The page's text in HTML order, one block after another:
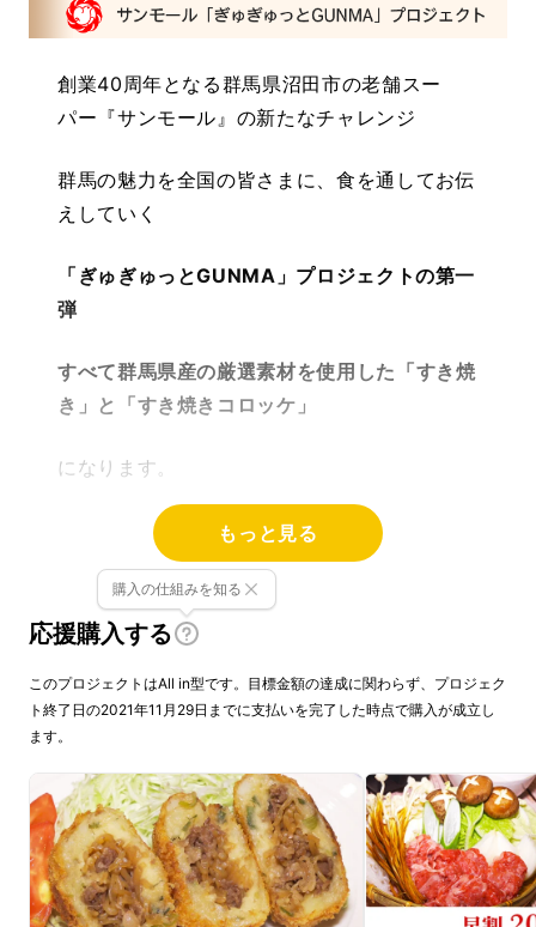
創業40周年となる群馬県沼田市の老舗スー
パー『サンモール』の新たなチャレンジ
群馬の魅力を全国の皆さまに、食を通してお伝
えしていく
「ぎゅぎゅっとGUNMA」プロジェクトの第一
弾
すべて群馬県産の厳選素材を使用した「すき焼
き」と「すき焼きコロッケ」
になります。
皆さまがなかなか観光地に足を運べない昨今の
情勢の中、
我々サンモールスタッフが地域に根付いたお店
普段食卓に並ばないような食材を使った一品を
ちょっぴり贅沢なおうち時間を過ごして頂きな
がら
生産者様の想いと共に群馬を感じ、
もっと見る
応援購入する
購入の仕組みを知る
このプロジェクトはAll in型です。目標金額の達成に関わらず、プロジェク
ト終了日の2021年11月29日までに支払いを完了した時点で購入が成立し
ます。